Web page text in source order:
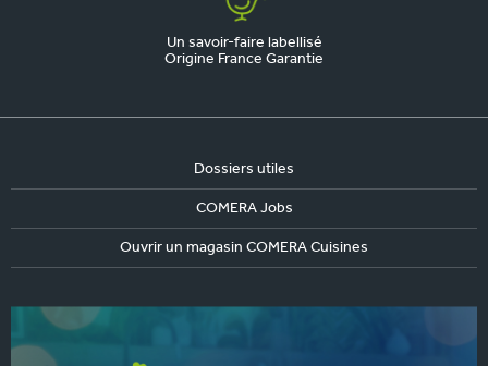
Un savoir-faire labellisé
Origine France Garantie
Dossiers utiles
COMERA Jobs
Ouvrir un magasin COMERA Cuisines